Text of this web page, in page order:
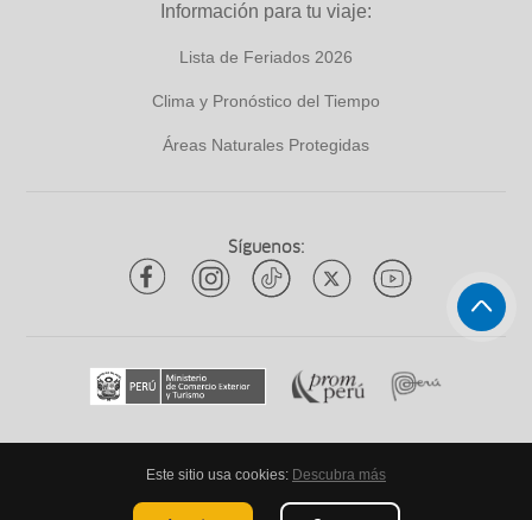
Información para tu viaje:
Lista de Feriados 2026
Clima y Pronóstico del Tiempo
Áreas Naturales Protegidas
Síguenos:
Todos los derechos reservadosytuqueplanes 2026
Este sitio usa cookies: Descubra más